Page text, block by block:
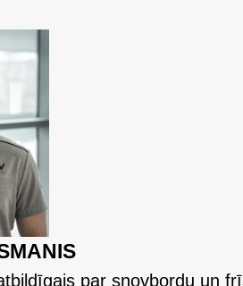
par snovbordu un